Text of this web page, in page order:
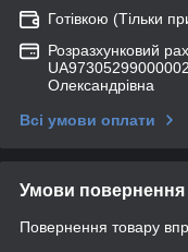
Готівкою (Тільки
Розразхунковий
Олександрівна
Всі умови оплати
Умови повернення
Повернення товару